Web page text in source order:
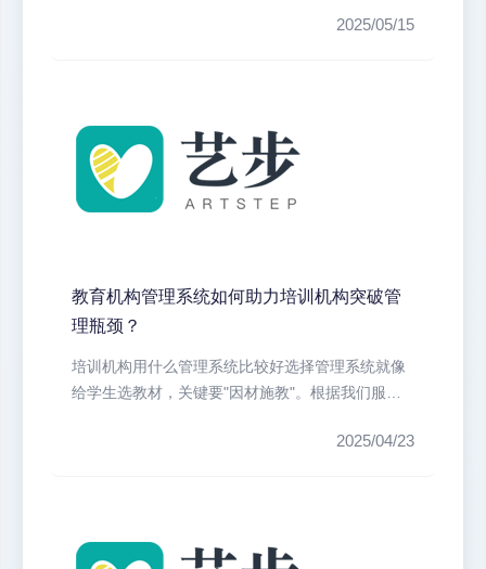
2025/05/15
教育机构管理系统如何助力培训机构突破管
理瓶颈？
培训机构用什么管理系统比较好选择管理系统就像
给学生选教材，关键要"因材施教"。根据我们服务
2025/04/23